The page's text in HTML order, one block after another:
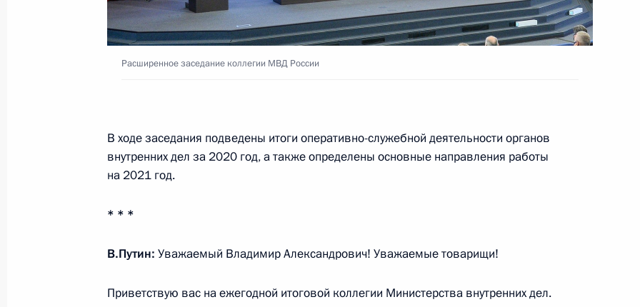
16 марта 2021 года, вторник
Встреча с губернатором Московской области Андреем
Воробьёвым
3
15 марта 2021 года, понедельник
Встреча с руководителем Фонда «Талант и успех» Еленой
12 марта 2021 года, пятница
Расширенное заседание коллегии МВД России
В ходе заседания подведены итоги оперативно-служебной деятельности органов
внутренних дел за 2020 год, а также определены основные направления работы
на 2021 год.
* * *
В.Путин: Уважаемый Владимир Александрович! Уважаемые товарищи!
Приветствую вас на ежегодной итоговой коллегии Министерства внутренних дел.